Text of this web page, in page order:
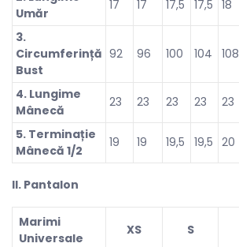
Umăr
17 17 17,5 17,5 18
3.
Circumferință
Bust
92 96 100 104 108
4. Lungime
Mânecă
23 23 23 23 23
5. Terminație
Mânecă 1/2
19 19 19,5 19,5 20
ll. Pantalon
Marimi
Universale
XS S